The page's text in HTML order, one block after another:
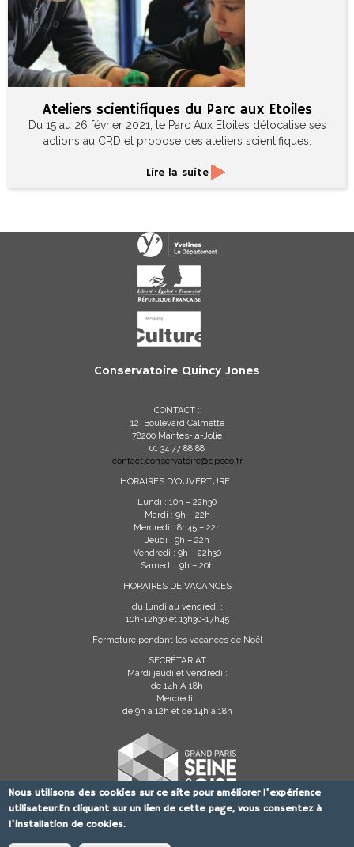
Ateliers scientifiques du Parc aux Etoiles
Du 15 au 26 février 2021, le Parc Aux Etoiles délocalise ses
actions au CRD et propose des ateliers scientifiques.
Lire la suite
Conservatoire Quincy Jones
CONTACT :
12 Boulevard Calmette
78200 Mantes-la-Jolie
01 34 77 88 88
contact.conservatoire@gpseo.fr
HORAIRES D'OUVERTURE :
Lundi : 10h – 22h30
Mardi : 9h – 22h
Mercredi : 8h45 – 22h
Jeudi : 9h – 22h
Vendredi : 9h – 22h30
Samedi : 9h – 20h
HORAIRES DE VACANCES
du lundi au vendredi :
10h-12h30 et 13h30-17h45
Fermeture pendant les vacances de Noël
SECRÉTARIAT
Mardi jeudi et vendredi :
de 14h À 18h
Mercredi :
de 9h à 12h et de 14h à 18h
Nous utilisons des cookies sur ce site pour améliorer l'expérience
utilisateur.En cliquant sur un lien de cette page, vous consentez à
l'installation de cookies.